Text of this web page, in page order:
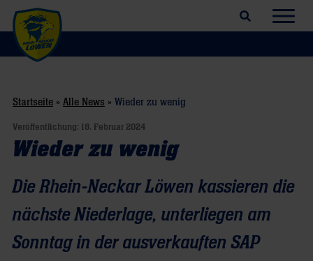
Suchfeld öffnen
Startseite » Alle News » Wieder zu wenig
Veröffentlichung: 18. Februar 2024
Wieder zu wenig
Die Rhein-Neckar Löwen kassieren die
nächste Niederlage, unterliegen am
Sonntag in der ausverkauften SAP